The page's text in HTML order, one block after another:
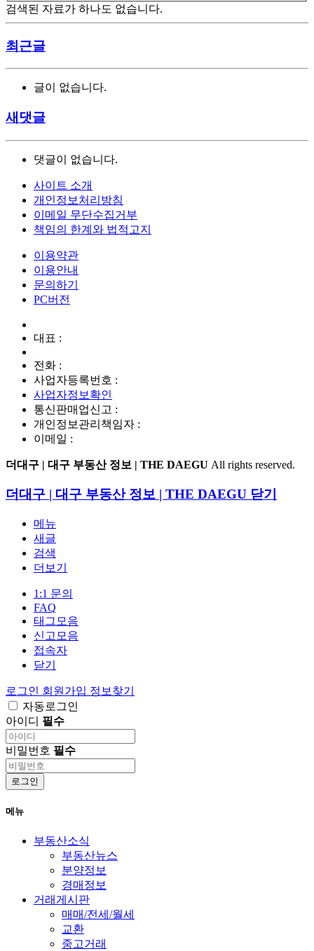
검색된 자료가 하나도 없습니다.
최근글
글이 없습니다.
새댓글
댓글이 없습니다.
사이트 소개
개인정보처리방침
이메일 무단수집거부
책임의 한계와 법적고지
이용약관
이용안내
문의하기
PC버전
대표 :
전화 :
사업자등록번호 :
사업자정보확인
통신판매업신고 :
개인정보관리책임자 :
이메일 :
더대구 | 대구 부동산 정보 | THE DAEGU All rights reserved.
더대구 | 대구 부동산 정보 | THE DAEGU 닫기
메뉴
새글
검색
더보기
1:1 문의
FAQ
태그모음
신고모음
접속자
닫기
로그인 회원가입 정보찾기
자동로그인
아이디 필수
비밀번호 필수
로그인
메뉴
부동산소식
부동산뉴스
분양정보
경매정보
거래게시판
매매/전세/월세
교환
중고거래